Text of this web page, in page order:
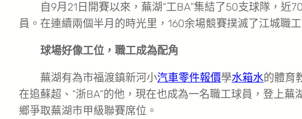
自9月21日開賽以來，蕪湖“工BA”集結了50支球隊，近70
員。在連續兩個半月的時光里，160余場競賽撲滅了江城職
球場好像工位，職工成為配角
蕪湖有為市福渡鎮新河小汽車零件報價學水箱水的體育
在追蘇超、“浙BA”的他，現在也成為一名職工球員，登上蕪
鄉爭取蕪湖市甲級聯賽席位。